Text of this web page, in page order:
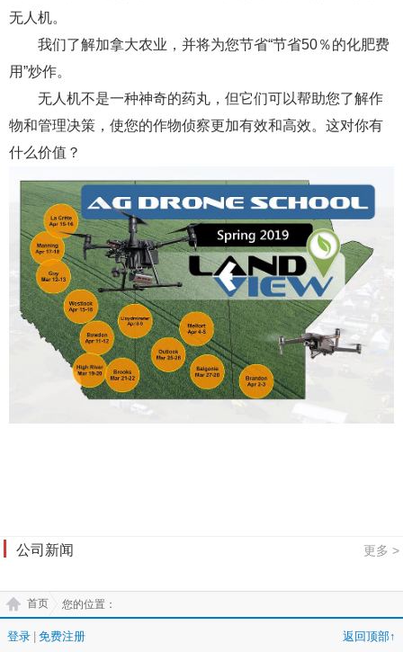
无人机。
我们了解加拿大农业，并将为您节省“节省50％的化肥费
用”炒作。
无人机不是一种神奇的药丸，但它们可以帮助您了解作
物和管理决策，使您的作物侦察更加有效和高效。这对你有
什么价值？
公司新闻 更多 >
您的位置：
首页
登录 免费注册 返回顶部↑